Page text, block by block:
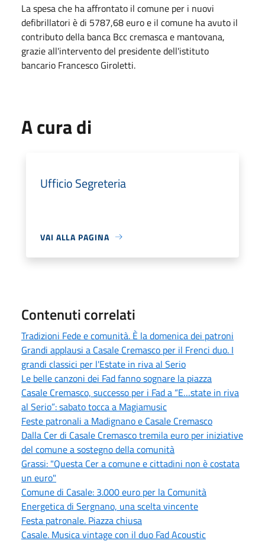
La spesa che ha affrontato il comune per i nuovi
defibrillatori è di 5787,68 euro e il comune ha avuto il
contributo della banca Bcc cremasca e mantovana,
grazie all'intervento del presidente dell'istituto
bancario Francesco Giroletti.
A cura di
Ufficio Segreteria
VAI ALLA PAGINA
Contenuti correlati
Tradizioni Fede e comunità. È la domenica dei patroni
Grandi applausi a Casale Cremasco per il Frenci duo. I
grandi classici per l'Estate in riva al Serio
Le belle canzoni dei Fad fanno sognare la piazza
Casale Cremasco, successo per i Fad a “E…state in riva
al Serio”: sabato tocca a Magiamusic
Feste patronali a Madignano e Casale Cremasco
Dalla Cer di Casale Cremasco tremila euro per iniziative
del comune a sostegno della comunità
Grassi: "Questa Cer a comune e cittadini non è costata
un euro"
Comune di Casale: 3.000 euro per la Comunità
Energetica di Sergnano, una scelta vincente
Festa patronale. Piazza chiusa
Casale. Musica vintage con il duo Fad Acoustic